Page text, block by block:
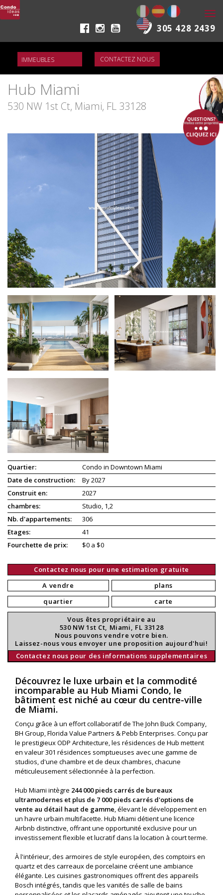
305 428 2439
CONTACTEZ NOUS
Hub Miami
530 NW 1st Ct, Miami, FL 33128
Quartier:
Condo in Downtown Miami
Date de construction:
By 2027
Construit en:
2027
chambres:
Studio, 1,2
Nb. d'appartements:
306
Etages:
41
Fourchette de prix:
$0 a $0
Contactez nous pour une estimation gratuite
A vendre
quartier
plans
carte
Vous êtes propriétaire au
530 NW 1st Ct, Miami, FL 33128
Nous pouvons vendre votre bien.
Laissez-nous vous envoyer une proposition aujourd'hui!
Contactez nous pour des informations supplementaires
Découvrez le luxe urbain et la commodité
incomparable au Hub Miami Condo, le
bâtiment est niché au cœur du centre-ville
de Miami.
Conçu grâce à un effort collaboratif de The John Buck Company,
BH Group, Florida Value Partners & Pebb Enterprises. Conçu par
le prestigieux ODP Architecture, les résidences de Hub mettent
en valeur 301 résidences somptueuses avec une gamme de
studios, d'une chambre et de deux chambres, chacune
méticuleusement sélectionnée à la perfection.
Hub Miami intègre 244 000 pieds carrés de bureaux
ultramodernes et plus de 7 000 pieds carrés d'options de
vente au détail haut de gamme, élevant le développement en
un havre urbain multifacette. Hub Miami détient une licence
Airbnb distinctive, offrant une opportunité exclusive pour un
investissement flexible et lucratif dans la location à court terme.
À l'intérieur, des armoires de style européen, des comptoirs en
quartz et des carreaux de porcelaine créent une ambiance
élégante. Les cuisines gastronomiques offrent des appareils
Bosch intégrés, tandis que les vanités de salle de bains